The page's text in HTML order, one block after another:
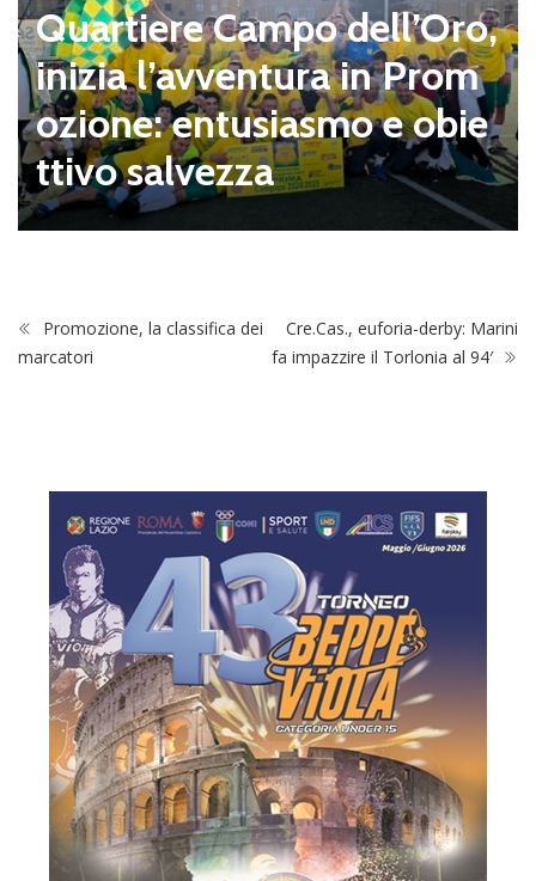
Quartiere Campo dell’Oro,
inizia l’avventura in Prom
ozione: entusiasmo e obie
ttivo salvezza
Promozione, la classifica dei
marcatori
Cre.Cas., euforia-derby: Marini
fa impazzire il Torlonia al 94′